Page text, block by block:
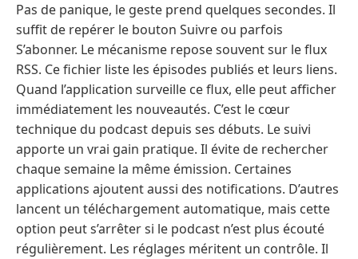
Pas de panique, le geste prend quelques secondes. Il
suffit de repérer le bouton Suivre ou parfois
S’abonner. Le mécanisme repose souvent sur le flux
RSS. Ce fichier liste les épisodes publiés et leurs liens.
Quand l’application surveille ce flux, elle peut afficher
immédiatement les nouveautés. C’est le cœur
technique du podcast depuis ses débuts. Le suivi
apporte un vrai gain pratique. Il évite de rechercher
chaque semaine la même émission. Certaines
applications ajoutent aussi des notifications. D’autres
lancent un téléchargement automatique, mais cette
option peut s’arrêter si le podcast n’est plus écouté
régulièrement. Les réglages méritent un contrôle. Il